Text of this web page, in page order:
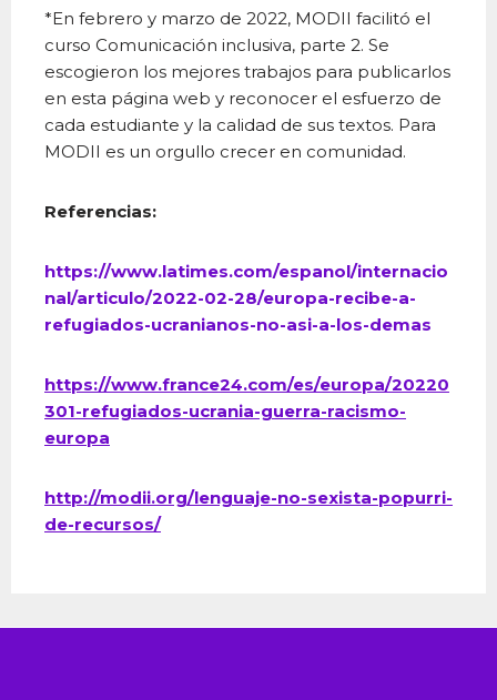
*En febrero y marzo de 2022, MODII facilitó el
curso Comunicación inclusiva, parte 2. Se
escogieron los mejores trabajos para publicarlos
en esta página web y reconocer el esfuerzo de
cada estudiante y la calidad de sus textos. Para
MODII es un orgullo crecer en comunidad.
Referencias:
https://www.latimes.com/espanol/internacio
nal/articulo/2022-02-28/europa-recibe-a-
refugiados-ucranianos-no-asi-a-los-demas
https://www.france24.com/es/europa/20220
301-refugiados-ucrania-guerra-racismo-
europa
http://modii.org/lenguaje-no-sexista-popurri-
de-recursos/